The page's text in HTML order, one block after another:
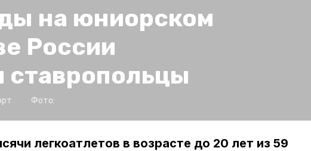
на юниорском
России
ставропольцы
Фото:
легкоатлетов в возрасте до 20 лет из 59